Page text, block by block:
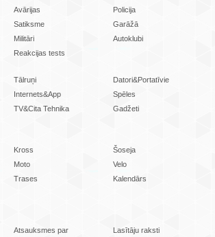
Avārijas
Policija
Satiksme
Garāžā
Militāri
Autoklubi
Reakcijas tests
Tālruņi
Datori&Portatīvie
Internets&App
Spēles
TV&Cita Tehnika
Gadžeti
Kross
Šoseja
Moto
Velo
Trases Kalendārs
Atsauksmes par
Lasītāju raksti